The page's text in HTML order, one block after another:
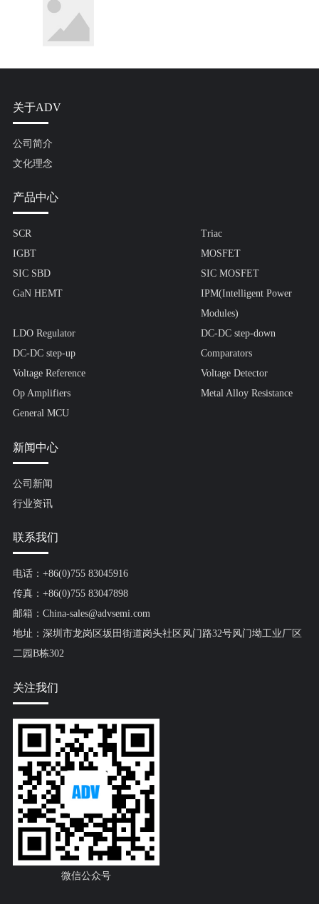
关于ADV
公司简介
文化理念
产品中心
SCR
Triac
IGBT
MOSFET
SIC SBD
SIC MOSFET
GaN HEMT
IPM(Intelligent Power
Modules)
LDO Regulator
DC-DC step-down
DC-DC step-up
Comparators
Voltage Reference
Voltage Detector
Op Amplifiers
Metal Alloy Resistance
General MCU
新闻中心
公司新闻
行业资讯
联系我们
电话：+86(0)755 83045916
传真：+86(0)755 83047898
邮箱：China-sales@advsemi.com
地址：深圳市龙岗区坂田街道岗头社区风门路32号风门坳工业厂区
二园B栋302
关注我们
微信公众号